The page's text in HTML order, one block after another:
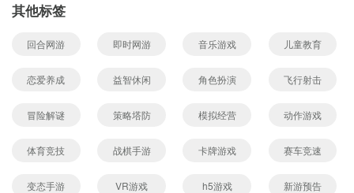
其他标签
回合网游 即时网游 音乐游戏 儿童教育
恋爱养成 益智休闲 角色扮演 飞行射击
冒险解谜 策略塔防 模拟经营 动作游戏
体育竞技 战棋手游 卡牌游戏 赛车竞速
变态手游 VR游戏 h5游戏 新游预告